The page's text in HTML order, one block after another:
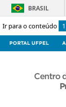
Ir para o conteúdo 1
BRASIL
PORTAL UFPEL
Centro